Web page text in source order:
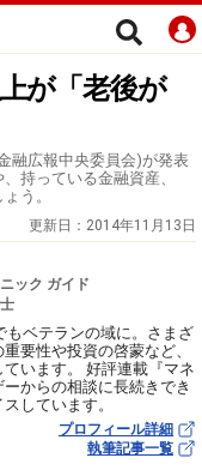
が「老後が
融広報中央委員会)が発表
持っている金融資産、
う。
更新日： 2014年11月13日
ック ガイド
もベテランの域に。さまざ
要性や投資の啓蒙など、
います。 好評連載『マネ
からの相談に長続きでき
しています。
プロフィール詳細
執筆記事一覧